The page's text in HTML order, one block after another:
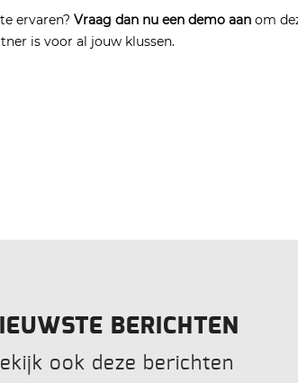
ervaren? Vraag dan nu een demo aan om
is voor al jouw klussen.
BERICHTEN
ook deze berichten